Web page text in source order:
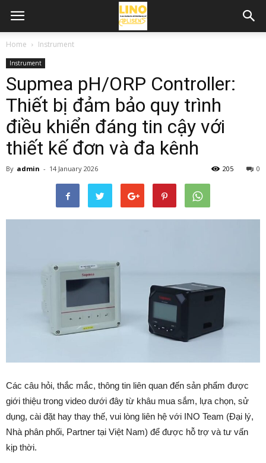
Home Instrument
Instrument
Supmea pH/ORP Controller:
Thiết bị đảm bảo quy trình
điều khiển đáng tin cậy với
thiết kế đơn và đa kênh
By admin - 14 January 2026 0
205
Các câu hỏi, thắc mắc, thông tin liên quan đến sản phẩm được
giới thiệu trong video dưới đây từ khâu mua sắm, lựa chọn, sử
dụng, cài đặt hay thay thế, vui lòng liên hệ với INO Team (Đại lý,
Nhà phân phối, Partner tại Việt Nam) để được hỗ trợ và tư vấn
kịp thời.